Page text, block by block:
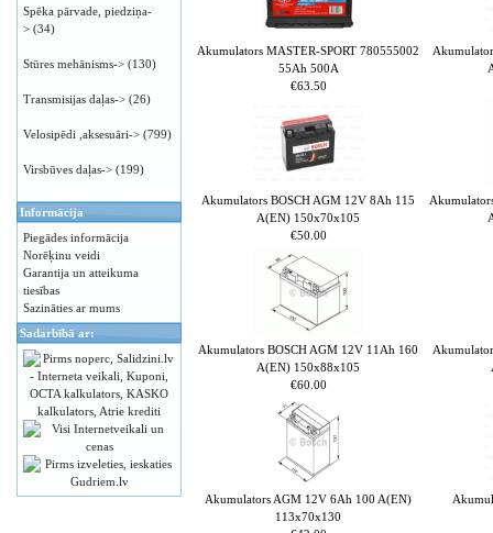
Akumulators MASTER-SPORT 780555002
55Ah 500A
€63.50
Akumulators BOSCH AGM 12V 8Ah 115
A(EN) 150x70x105
€50.00
Akumulators BOSCH AGM 12V 11Ah 160
A(EN) 150x88x105
€60.00
Akumulators AGM 12V 6Ah 100 A(EN)
113x70x130
Spēka pārvade, piedziņa-
> (34)
Stūres mehānisms-> (130)
Transmisijas daļas-> (26)
Velosipēdi ,aksesuāri-> (799)
Virsbūves daļas-> (199)
Informācija
Piegādes informācija
Norēķinu veidi
Garantija un atteikuma
tiesības
Sazināties ar mums
Sadarbībā ar: